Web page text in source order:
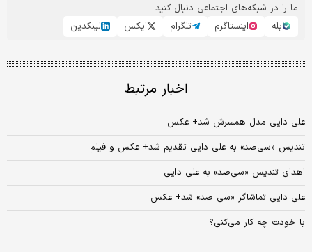
ما را در شبکه‌های اجتماعی دنبال کنید
بله
اینستاگرم تلگرام ایکس لینکدین
اخبار مرتبط
علی دایی مدل همسرش شد+ عکس
تندیس «سی‌صد» به علی دایی تقدیم شد+ عکس و فیلم
اهدای تندیس «سی‌صد» به علی دایی
علی دایی تماشاگر «سی صد» شد+ عکس
با خودت چه کار می‌کنی؟